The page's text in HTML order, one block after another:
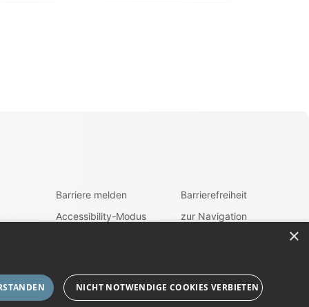
Barriere melden
Accessibility-Modus
Barrierefreiheit
zur Navigation
×
NICHT NOTWENDIGE COOKIES VERBIETEN